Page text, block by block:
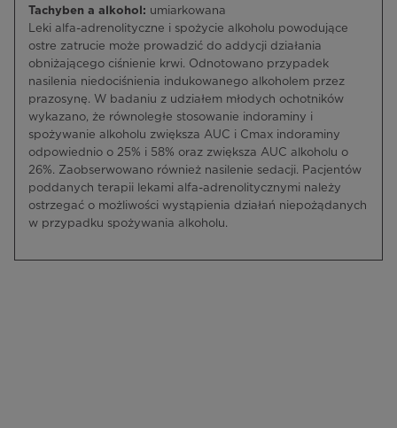
Tachyben a alkohol: umiarkowana
Leki alfa-adrenolityczne i spożycie alkoholu powodujące
ostre zatrucie może prowadzić do addycji działania
obniżającego ciśnienie krwi. Odnotowano przypadek
nasilenia niedociśnienia indukowanego alkoholem przez
prazosynę. W badaniu z udziałem młodych ochotników
wykazano, że równoległe stosowanie indoraminy i
spożywanie alkoholu zwiększa AUC i Cmax indoraminy
odpowiednio o 25% i 58% oraz zwiększa AUC alkoholu o
26%. Zaobserwowano również nasilenie sedacji. Pacjentów
poddanych terapii lekami alfa-adrenolitycznymi należy
ostrzegać o możliwości wystąpienia działań niepożądanych
w przypadku spożywania alkoholu.